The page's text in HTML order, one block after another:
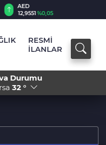
AED
12,9551%0,05
RESMİ
İLANLAR
17:25 - Uludağ'da aç
Durumu
32 °